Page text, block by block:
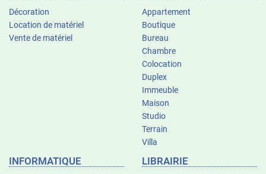
Décoration
Location de matériel
Vente de matériel
Appartement
Boutique
Bureau
Chambre
Colocation
Duplex
Immeuble
Maison
Studio
Terrain
Villa
INFORMATIQUE LIBRAIRIE